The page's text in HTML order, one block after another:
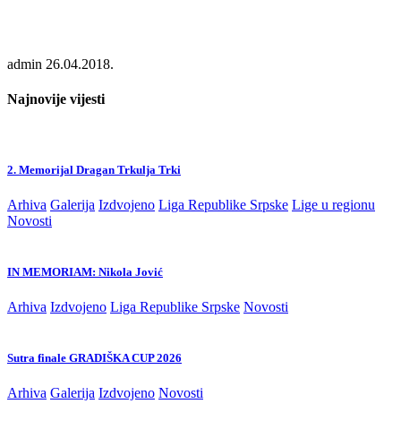
admin 26.04.2018.
Najnovije vijesti
2. Memorijal Dragan Trkulja Trki
Arhiva Galerija Izdvojeno Liga Republike Srpske Lige u regionu
Novosti
IN MEMORIAM: Nikola Jović
Arhiva Izdvojeno Liga Republike Srpske Novosti
Sutra finale GRADIŠKA CUP 2026
Arhiva Galerija Izdvojeno Novosti